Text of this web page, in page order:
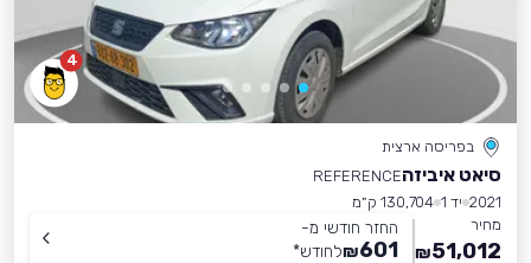
4
בפריסה ארצית
סיאט איביזהREFERENCE
2021 יד 1
130,704 ק״מ
מחיר
51,012
₪
החזר חודשי מ-
601
₪לחודש*